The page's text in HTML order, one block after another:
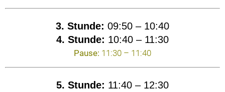
3. Stunde: 09:50 – 10:40
4. Stunde: 10:40 – 11:30
Pause: 11:30 – 11:40
5. Stunde: 11:40 – 12:30